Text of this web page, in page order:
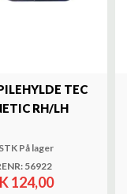
TEC
RH/LH
På lager
56922
124,00